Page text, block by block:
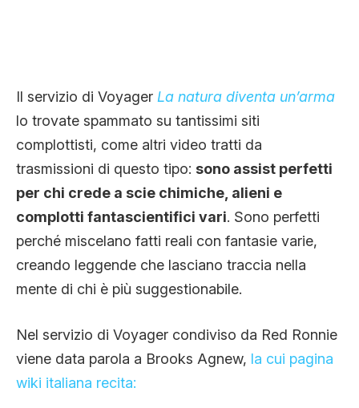
Il servizio di Voyager La natura diventa un’arma
lo trovate spammato su tantissimi siti
complottisti, come altri video tratti da
trasmissioni di questo tipo: sono assist perfetti
per chi crede a scie chimiche, alieni e
complotti fantascientifici vari. Sono perfetti
perché miscelano fatti reali con fantasie varie,
creando leggende che lasciano traccia nella
mente di chi è più suggestionabile.
Nel servizio di Voyager condiviso da Red Ronnie
viene data parola a Brooks Agnew, la cui pagina
wiki italiana recita: